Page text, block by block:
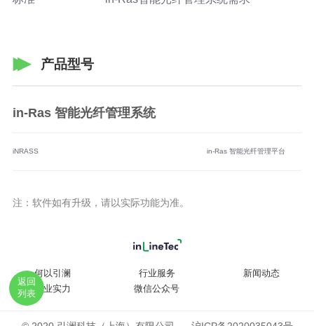
返回
列表
产品型号
in-Ras 智能光纤管理系统
iNRASS in-Ras 智能光纤管理平台
注：软件如有升级，请以实际功能为准。
何以引澜 行业服务
新闻动态
企业实力
微信公众号